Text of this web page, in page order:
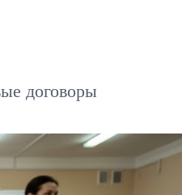
договоры